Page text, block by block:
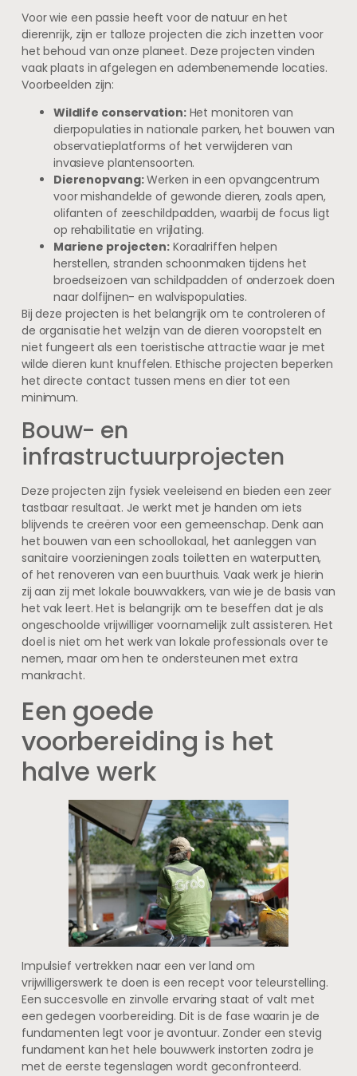
Voor wie een passie heeft voor de natuur en het
dierenrijk, zijn er talloze projecten die zich inzetten voor
het behoud van onze planeet. Deze projecten vinden
vaak plaats in afgelegen en adembenemende locaties.
Voorbeelden zijn:
Wildlife conservation:Het monitoren van
dierpopulaties in nationale parken, het bouwen van
observatieplatforms of het verwijderen van
invasieve plantensoorten.
Dierenopvang:Werken in een opvangcentrum
voor mishandelde of gewonde dieren, zoals apen,
olifanten of zeeschildpadden, waarbij de focus ligt
op rehabilitatie en vrijlating.
Mariene projecten: Koraalriffen helpen
herstellen, stranden schoonmaken tijdens het
broedseizoen van schildpadden of onderzoek doen
naar dolfijnen- en walvispopulaties.
Bij deze projecten is het belangrijk om te controleren of
de organisatie het welzijn van de dieren vooropstelt en
niet fungeert als een toeristische attractie waar je met
wilde dieren kunt knuffelen. Ethische projecten beperken
het directe contact tussen mens en dier tot een
minimum.
Bouw- en
infrastructuurprojecten
Deze projecten zijn fysiek veeleisend en bieden een zeer
tastbaar resultaat. Je werkt met je handen om iets
blijvends te creëren voor een gemeenschap. Denk aan
het bouwen van een schoollokaal, het aanleggen van
sanitaire voorzieningen zoals toiletten en waterputten,
of het renoveren van een buurthuis. Vaak werk je hierin
zij aan zij met lokale bouwvakkers, van wie je de basis van
het vak leert. Het is belangrijk om te beseffen dat je als
ongeschoolde vrijwilliger voornamelijk zult assisteren. Het
doel is niet om het werk van lokale professionals over te
nemen, maar om hen te ondersteunen met extra
mankracht.
Een goede
voorbereiding is het
halve werk
Impulsief vertrekken naar een ver land om
vrijwilligerswerk te doen is een recept voor teleurstelling.
Een succesvolle en zinvolle ervaring staat of valt met
een gedegen voorbereiding. Dit is de fase waarin je de
fundamenten legt voor je avontuur. Zonder een stevig
fundament kan het hele bouwwerk instorten zodra je
met de eerste tegenslagen wordt geconfronteerd.